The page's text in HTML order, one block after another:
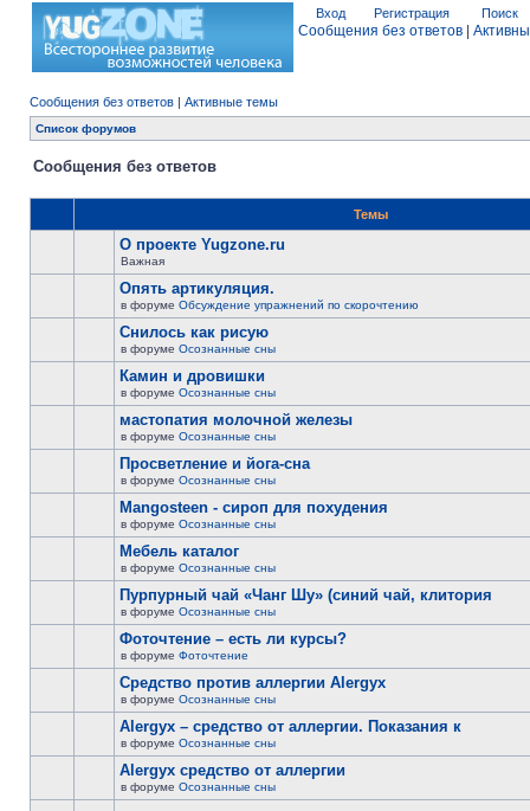
Вход Регистрация Поиск
Сообщения без ответов
Сообщения без ответов | Активные темы
Список форумов
Сообщения без ответов
Темы
О проекте Yugzone.ru
Важная
Опять артикуляция.
в форуме Обсуждение упражнений по скорочтению
Снилось как рисую
в форуме Осознанные сны
Камин и дровишки
в форуме Осознанные сны
мастопатия молочной железы
в форуме Осознанные сны
Просветление и йога-сна
в форуме Осознанные сны
Mangosteen - сироп для похудения
в форуме Осознанные сны
Мебель каталог
в форуме Осознанные сны
Пурпурный чай «Чанг Шу» (синий чай, клитория
в форуме Осознанные сны
Фоточтение – есть ли курсы?
в форуме Фоточтение
Cредство против аллергии Alergyx
в форуме Осознанные сны
Alergyx – средство от аллергии. Показания к
в форуме Осознанные сны
Alergyx средство от аллергии
в форуме Осознанные сны